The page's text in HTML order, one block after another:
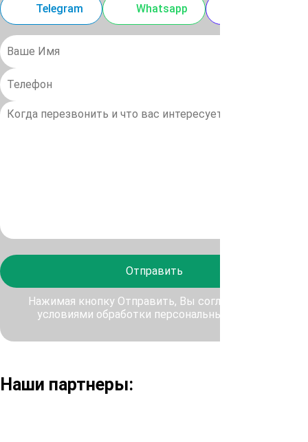
Telegram Whatsapp
Отправить
Нажимая кнопку Отправить, Вы соглашаетесь с
условиями обработки персональных данных
Наши партнеры: